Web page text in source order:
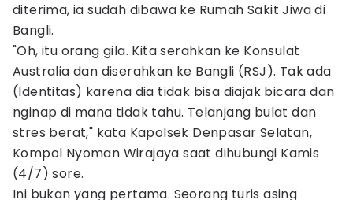
diterima, ia sudah dibawa ke Rumah Sakit Jiwa di
Bangli.
"Oh, itu orang gila. Kita serahkan ke Konsulat
Australia dan diserahkan ke Bangli (RSJ). Tak ada
(Identitas) karena dia tidak bisa diajak bicara dan
nginap di mana tidak tahu. Telanjang bulat dan
stres berat," kata Kapolsek Denpasar Selatan,
Kompol Nyoman Wirajaya saat dihubungi Kamis
(4/7) sore.
Ini bukan yang pertama. Seorang turis asing